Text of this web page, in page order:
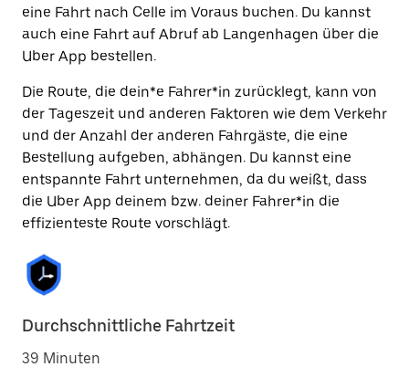
eine Fahrt nach Celle im Voraus buchen. Du kannst
auch eine Fahrt auf Abruf ab Langenhagen über die
Uber App bestellen.
Die Route, die dein*e Fahrer*in zurücklegt, kann von
der Tageszeit und anderen Faktoren wie dem Verkehr
und der Anzahl der anderen Fahrgäste, die eine
Bestellung aufgeben, abhängen. Du kannst eine
entspannte Fahrt unternehmen, da du weißt, dass
die Uber App deinem bzw. deiner Fahrer*in die
effizienteste Route vorschlägt.
Durchschnittliche Fahrtzeit
39 Minuten